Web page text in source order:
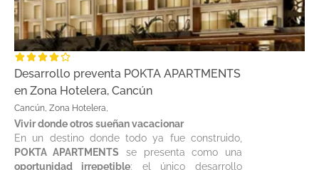
Desarrollo preventa POKTA APARTMENTS
en Zona Hotelera, Cancún
Cancún, Zona Hotelera,
Vivir donde otros sueñan vacacionar
En un destino donde todo ya fue construido,
POKTA APARTMENTS se presenta como una
oportunidad irrepetible: el único desarrollo